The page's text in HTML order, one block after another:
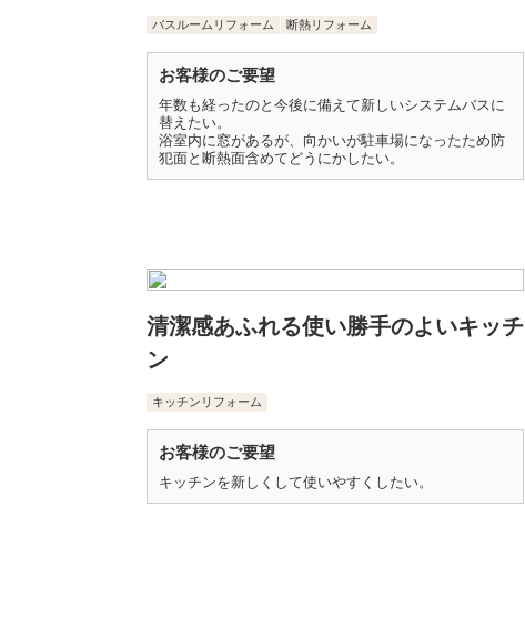
バスルームリフォーム 断熱リフォーム
お客様のご要望
年数も経ったのと今後に備えて新しいシステムバスに
替えたい。
浴室内に窓があるが、向かいが駐車場になったため防
犯面と断熱面含めてどうにかしたい。
清潔感あふれる使い勝手のよいキッチ
ン
キッチンリフォーム
お客様のご要望
キッチンを新しくして使いやすくしたい。